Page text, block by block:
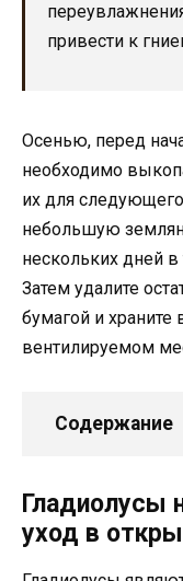
привести к
Осенью, перед
необходимо
их для
небольшую
нескольких дней в
Затем удалите
бумагой и храните
вентилируемом
Содержание
Гладиолусы
уход в